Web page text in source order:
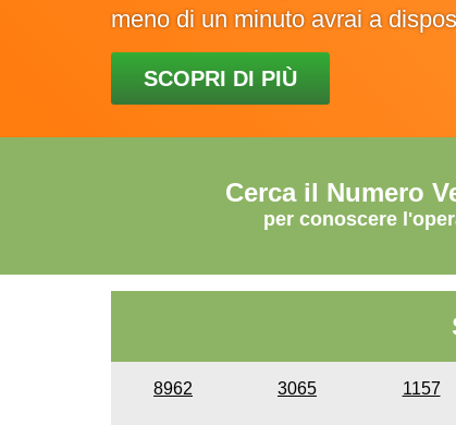
meno di un minuto avrai a
SCOPRI DI PIÙ
Cerca il Numero
per conoscere
8962 3065 1157